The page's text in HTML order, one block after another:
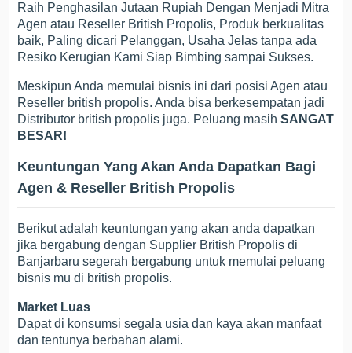
Raih Penghasilan Jutaan Rupiah Dengan Menjadi Mitra
Agen atau Reseller British Propolis, Produk berkualitas
baik, Paling dicari Pelanggan, Usaha Jelas tanpa ada
Resiko Kerugian Kami Siap Bimbing sampai Sukses.
Meskipun Anda memulai bisnis ini dari posisi Agen atau
Reseller british propolis. Anda bisa berkesempatan jadi
Distributor british propolis juga. Peluang masihSANGAT
BESAR!
Keuntungan Yang Akan Anda Dapatkan Bagi
Agen & Reseller British Propolis
Berikut adalah keuntungan yang akan anda dapatkan
jika bergabung dengan Supplier British Propolis di
Banjarbaru segerah bergabung untuk memulai peluang
bisnis mu di british propolis.
Market Luas
Dapat di konsumsi segala usia dan kaya akan manfaat
dan tentunya berbahan alami.